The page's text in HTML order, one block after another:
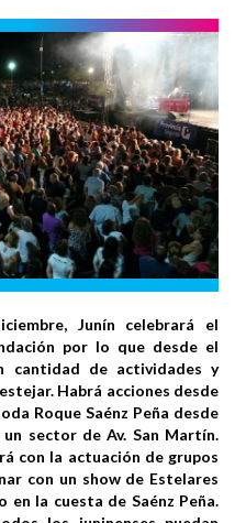
Junín celebrará el
por lo que desde el
cantidad de actividades y
Habrá acciones desde
Roque Saénz Peña desde
sector de Av. San Martín.
con la actuación de grupos
con un show de Estelares
en la cuesta de Saénz Peña.